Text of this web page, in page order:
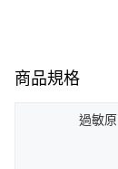
商品規格
過敏原